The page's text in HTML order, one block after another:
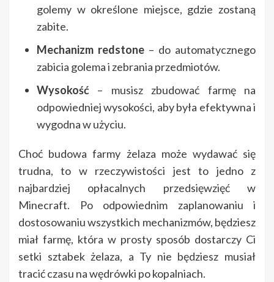
golemy w określone miejsce, gdzie zostaną
zabite.
Mechanizm redstone – do automatycznego
zabicia golema i zebrania przedmiotów.
Wysokość – musisz zbudować farmę na
odpowiedniej wysokości, aby była efektywna i
wygodna w użyciu.
Choć budowa farmy żelaza może wydawać się
trudna, to w rzeczywistości jest to jedno z
najbardziej opłacalnych przedsięwzięć w
Minecraft. Po odpowiednim zaplanowaniu i
dostosowaniu wszystkich mechanizmów, będziesz
miał farmę, która w prosty sposób dostarczy Ci
setki sztabek żelaza, a Ty nie będziesz musiał
tracić czasu na wędrówki po kopalniach.